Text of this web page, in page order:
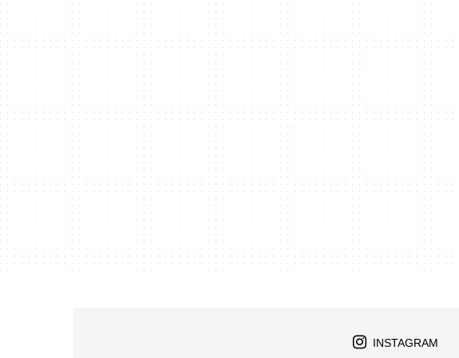
INSTAGRAM